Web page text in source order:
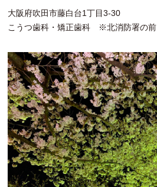
大阪府吹田市藤白台1丁目3-30
こうつ歯科・矯正歯科 ※北消防署の前